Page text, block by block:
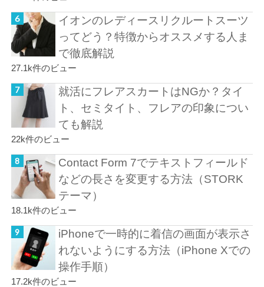
イオンのレディースリクルートスーツ
ってどう？特徴からオススメする人ま
で徹底解説
27.1k件のビュー
就活にフレアスカートはNGか？タイ
ト、セミタイト、フレアの印象につい
ても解説
22k件のビュー
Contact Form 7でテキストフィールド
などの長さを変更する方法（STORK
テーマ）
18.1k件のビュー
iPhoneで一時的に着信の画面が表示さ
れないようにする方法（iPhone Xでの
操作手順）
17.2k件のビュー